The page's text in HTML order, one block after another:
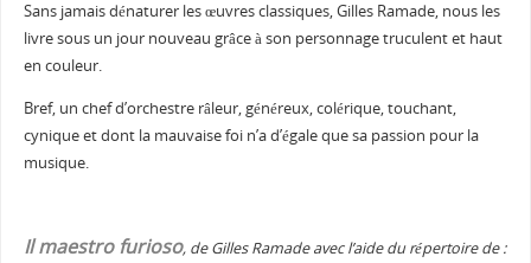
Sans jamais dénaturer les œuvres classiques, Gilles Ramade, nous les
livre sous un jour nouveau grâce à son personnage truculent et haut
en couleur.
Bref, un chef d’orchestre râleur, généreux, colérique, touchant,
cynique et dont la mauvaise foi n’a d’égale que sa passion pour la
musique.
Il maestro furioso, de Gilles Ramade avec l’aide du répertoire de :